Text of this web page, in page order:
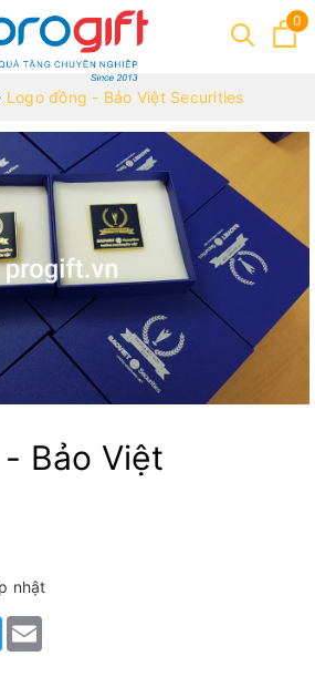
0
Logo đồng - Bảo Việt Securities
Bảo Việt
nhật
Twitter